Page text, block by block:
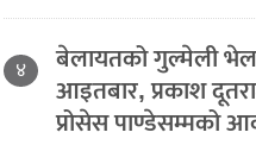
४ बेलायतको गुल्मेली
आइतबार, प्रकाश
प्रोसेस पाण्डेसम्मको